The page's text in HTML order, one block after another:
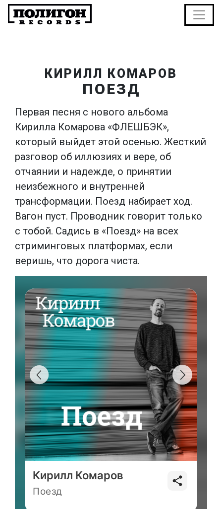
КИРИЛЛ КОМАРОВ
ПОЕЗД
Первая песня с нового альбома
Кирилла Комарова «ФЛЕШБЭК»,
который выйдет этой осенью. Жесткий
разговор об иллюзиях и вере, об
отчаянии и надежде, о принятии
неизбежного и внутренней
трансформации. Поезд набирает ход.
Вагон пуст. Проводник говорит только
с тобой. Садись в «Поезд» на всех
стриминговых платформах, если
веришь, что дорога чиста.